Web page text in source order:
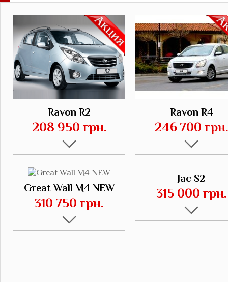
Ravon R2
208 950 грн.
Ravon R4
246 700 грн.
Great Wall M4 NEW
310 750 грн.
Jac S2
315 000 грн.